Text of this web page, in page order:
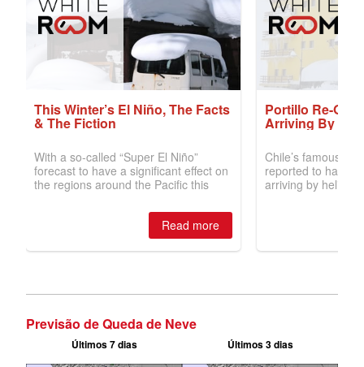
Previsão de Queda de Neve
Últimos 7 dias Últimos 3 dias